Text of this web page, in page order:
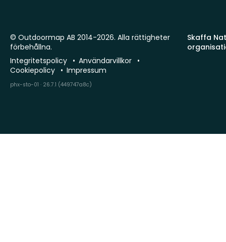
Skaffa
© Outdoormap AB 2014-2026. Alla rättigheter
förbehållna.
Integritetspolicy
Användarvillkor
Cookiepolicy
Impressum
phx-sto-01 · 26.7.1 (449747a8c)